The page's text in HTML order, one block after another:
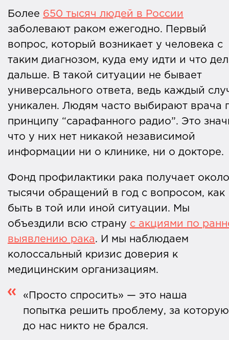
Более 650 тысяч людей в России
заболевают раком ежегодно. Первый
вопрос, который возникает у человека с
таким диагнозом, куда ему идти и что
дальше. В такой ситуации не бывает
универсального ответа, ведь каждый
уникален. Людям часто выбирают врача
принципу “сарафанного радио”. Это
что у них нет никакой независимой
информации ни о клинике, ни о докторе.
Фонд профилактики рака получает около
тысячи обращений в год с вопросом, как
быть в той или иной ситуации. Мы
объездили всю страну с акциями по
выявлению рака. И мы наблюдаем
колоссальный кризис доверия к
медицинским организациям.
«Просто спросить» — это наша
попытка решить проблему, за которую
до нас никто не брался.